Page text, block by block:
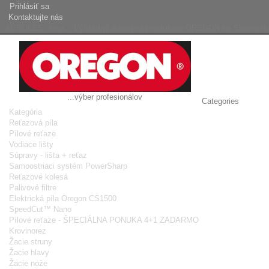
Prihlásiť sa
Kontaktujte nás
...výber profesionálov
Categories
Kategória
Reťazová píla
Pílové reťaze
Vodiace lišty
Súpravy - lišta + reťaz
Samoostriaci systém PowerSharp
Reťazové kolesá
Palivové filtre
Elektrická píla Oregon CS1500
SpeedCut™ Nano
Pílové reťaze - ŠPECIÁLNA PONUKA 4+1 ZADARMO
Krovinorez
Žacie struny
Žacie hlavy
Žacie nože